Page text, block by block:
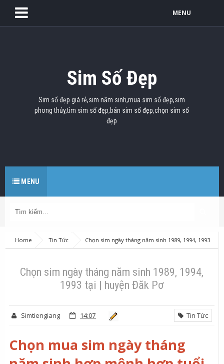
MENU
Sim Số Đẹp
Sim số đẹp giá rẻ,sim năm sinh,mua sim số đẹp,sim
phong thủy,tìm sim số đẹp,bán sim số đẹp,chọn sim số
đẹp
MENU
Home Tin Tức
Chọn sim ngày tháng năm sinh 1989, 1994, 1993
tại | huyện Đăk Pơ
Chọn sim ngày tháng năm sinh 1989, 1994,
1993 tại | huyện Đăk Pơ
Simtiengiang 14:07 Tin Tức
Chọn mua sim ngày tháng